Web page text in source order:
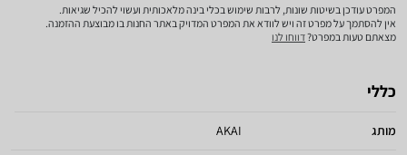
המפרט עודכן בשיטות שונות, לרבות שימוש בכלי בינה מלאכותית ועשוי להכיל שגיאות.
אין להסתמך על מפרט זה ויש לוודא את המפרט המדויק באתר החנות בו מבוצעת ההזמנה.
מצאתם טעות במפרט?דווחו לנו
כללי
מותג AKAI